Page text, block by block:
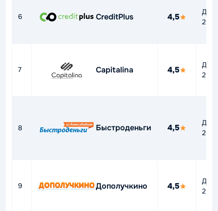
6 CreditPlus 4,5
До
7 Capitalina 4,5
До
8 Быстроденьги 4,5
До
9 Дополучкино 4,5
До